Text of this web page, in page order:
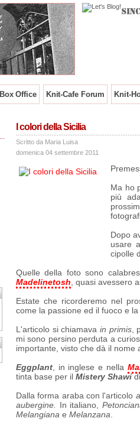
Box Office Knit-Cafe Forum Knit-
I colori della Sicilia
Scritto da Maria Luisa
domenica 04 settembre 2011
Ma ho
più
Dopo
usare
cipolle
Quelle della foto sono
Madelinetosh , quasi avessero
Estate che ricorderemo nel
come la passione ed il fuoco e
L'articolo si chiamava in primis,
mi sono persino perduta a
importante, visto che dà il nome
Eggplant , in inglese e nella
tinta base per il Mistery Shawi
Dalla forma araba con l'articolo
aubergine. In italiano,
Melangiana e Melanzana